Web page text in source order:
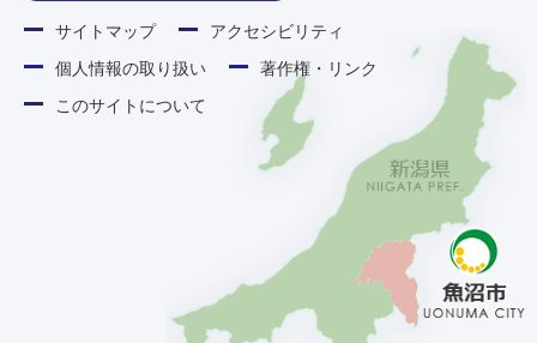
サイトマップ
アクセシビリティ
個人情報の取り扱い
著作権・リンク
このサイトについて